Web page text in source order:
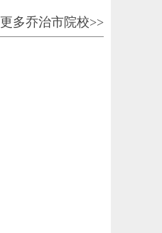
更多乔治市院校>>